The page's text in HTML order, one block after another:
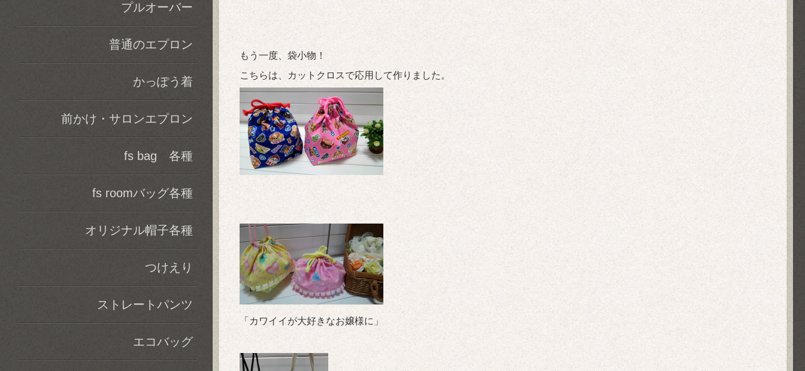
もう一度、袋小物！
こちらは、カットクロスで応用して作りました。
「カワイイが大好きなお嬢様に」
プルオーバー
普通のエプロン
かっぽう着
前かけ・サロンエプロン
fs bag 各種
fs roomバッグ各種
オリジナル帽子各種
つけえり
ストレートパンツ
エコバッグ